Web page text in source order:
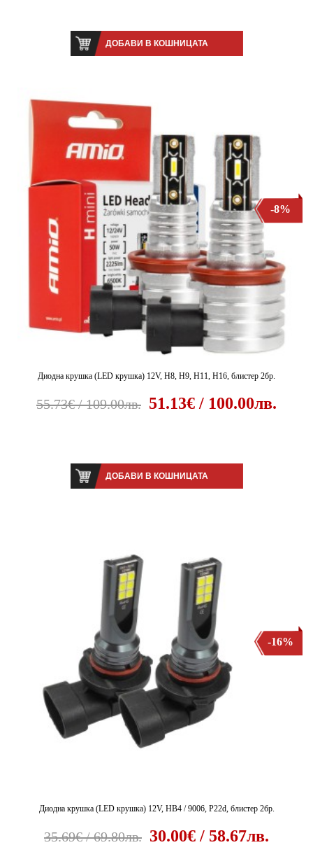
ДОБАВИ В КОШНИЦАТА
Диодна крушка (LED крушка) 12V, H8, H9, H11, H16, блистер 2бр.
55.73€ / 109.00лв. 51.13€ / 100.00лв.
-8%
ДОБАВИ В КОШНИЦАТА
Диодна крушка (LED крушка) 12V, HB4 / 9006, P22d, блистер 2бр.
35.69€ / 69.80лв. 30.00€ / 58.67лв.
-16%